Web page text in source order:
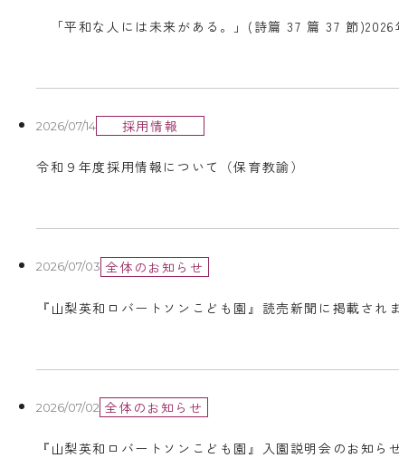
「平和な人には未来がある。」(詩篇 37 篇 37 節)2026
2026/07/14 採用情報
令和９年度採用情報について（保育教諭）
2026/07/03 全体のお知らせ
『山梨英和ロバートソンこども園』読売新聞に掲載され
2026/07/02 全体のお知らせ
『山梨英和ロバートソンこども園』入園説明会のお知ら